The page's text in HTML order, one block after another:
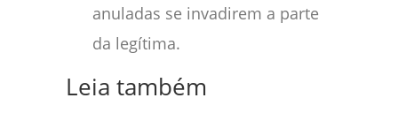
anuladas se invadirem a parte
da legítima.
Leia também